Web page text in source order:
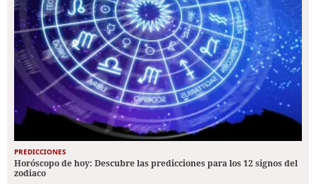
PREDICCIONES
Horóscopo de hoy: Descubre las predicciones para los 12 signos del
zodiaco